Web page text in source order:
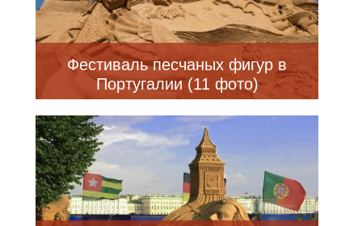
Фестиваль песчаных фигур в
Португалии (11 фото)